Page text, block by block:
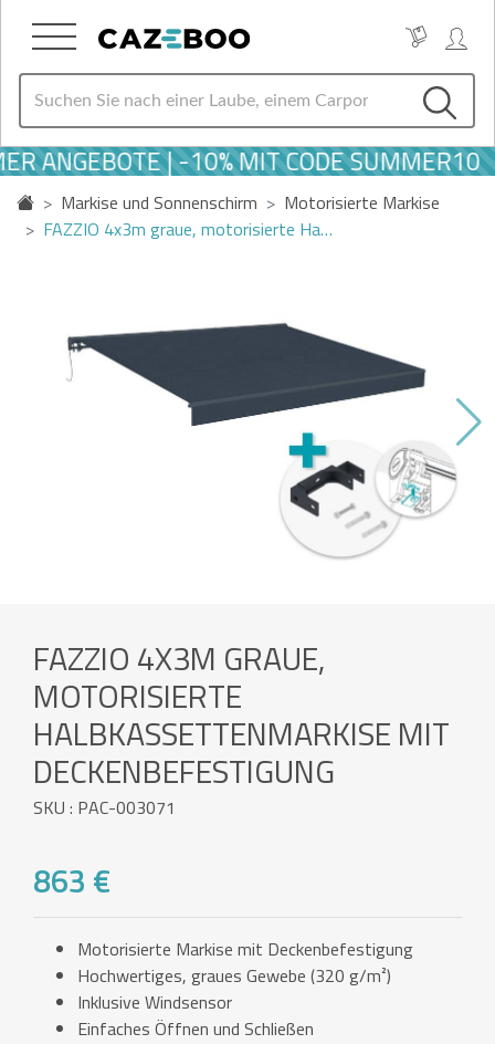
ANGEBOTE | -10% MIT CODE SUMMER10
Markise und Sonnenschirm
Motorisierte Markise
FAZZIO 4x3m graue, motorisierte Ha…
FAZZIO 4X3M GRAUE,
MOTORISIERTE
HALBKASSETTENMARKISE MIT
DECKENBEFESTIGUNG
SKU : PAC-003071
863 €
Motorisierte Markise mit Deckenbefestigung
Hochwertiges, graues Gewebe (320 g/m²)
Inklusive Windsensor
Einfaches Öffnen und Schließen